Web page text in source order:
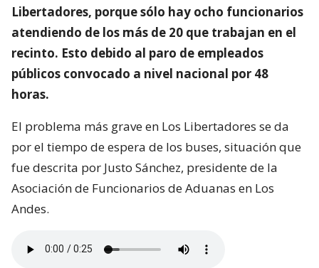
Libertadores, porque sólo hay ocho funcionarios
atendiendo de los más de 20 que trabajan en el
recinto. Esto debido al paro de empleados
públicos convocado a nivel nacional por 48
horas.
El problema más grave en Los Libertadores se da
por el tiempo de espera de los buses, situación que
fue descrita por Justo Sánchez, presidente de la
Asociación de Funcionarios de Aduanas en Los
Andes.